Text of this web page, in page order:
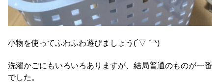
小物を使ってふわふわ遊びましょう(´▽｀*)
洗濯かごにもいろいろありますが、結局普通のものが一番
でした。